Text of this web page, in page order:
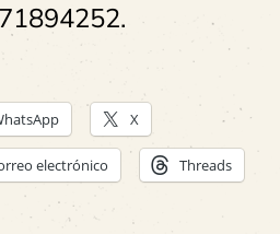
X
electrónico Threads